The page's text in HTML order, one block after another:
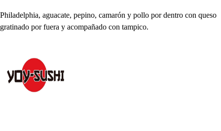
Philadelphia, aguacate, pepino, camarón y pollo por dentro con queso
gratinado por fuera y acompañado con tampico.